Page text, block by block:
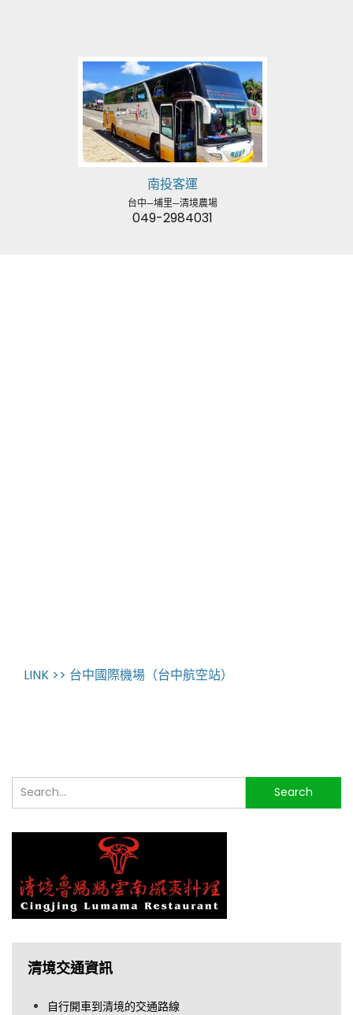
南投客運
台中─埔里─清境農場
049-2984031
LINK >> 台中國際機場（台中航空站）
搜
尋...
Search
清境交通資訊
自行開車到清境的交通路線